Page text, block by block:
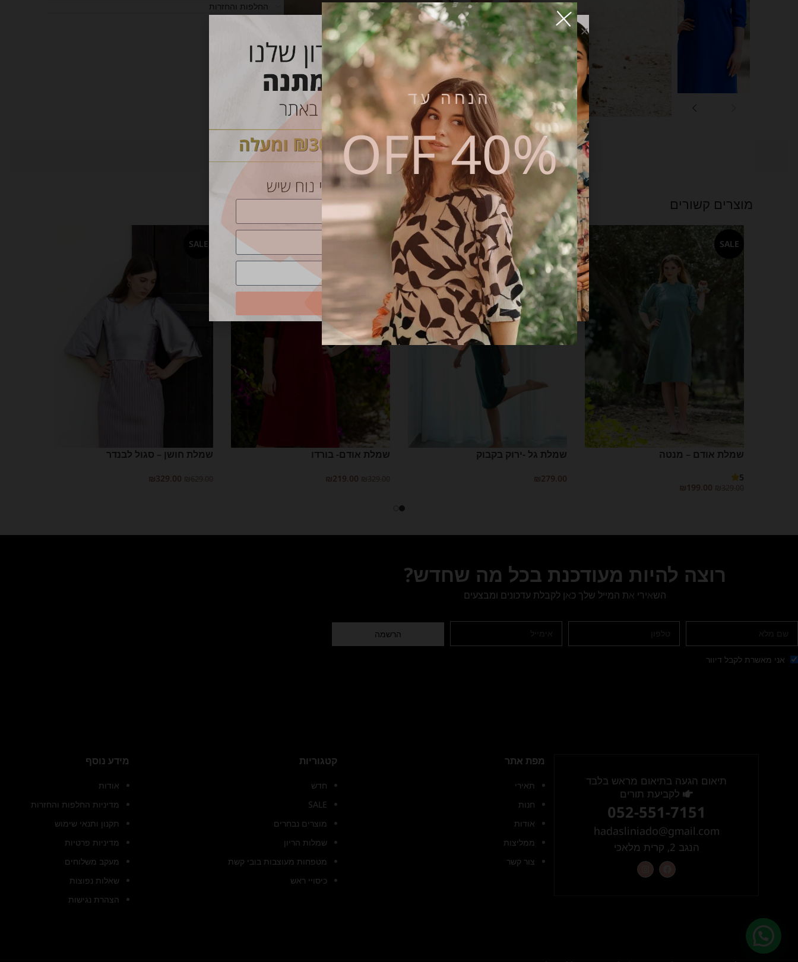
החלפות והחזרות
מק"ט:אין מידע קטגוריות: חדש, שמלות הנקה, שמלות הנקה והריון, שמלות הריון שיתוף
מוצרים קשורים
SALE
שמלת אודם – מנטה
5
₪329.00
₪199.00
שמלת גל -ירוק בקבוק
₪279.00
SALE
שמלת אודם- בורדו
₪329.00
₪219.00
SALE
שמלת חושן – סגול לבנדר
₪629.00
₪329.00
רוצה להיות מעודכנת בכל מה שחדש?
השאירי את המייל שלך כאן לקבלת עדכונים ומבצעים
אני מאשרת לקבל דיוור
הרשמה
תיאום הגעה בתיאום מראש בלבד
לקביעת תורים
052-551-7151
hadasliniado@gmail.com
הנגב 2, קרית מלאכי
מפת אתר
תאירי
חנות
אודות
ממליצות
צור קשר
קטגוריות
חדש
SALE
מוצרים נבחרים
שמלות הריון
מטפחות מעוצבות בובי קשת
כיסויי ראש
מידע נוסף
אודות
מדיניות החלפות והחזרות
תקנון ותנאי שימוש
מדיניות פרטיות
מעקב משלוחים
שאלות נפוצות
הצהרת נגישות
שליחה
הנחה עד
40% OFF